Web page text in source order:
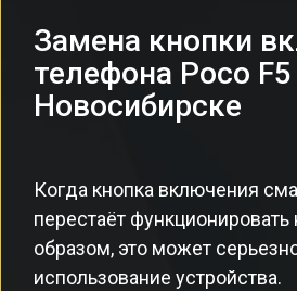
Замена кнопки
телефона Poco
Новосибирске
Когда кнопка включения
перестаёт
образом, это может
использование устройства.